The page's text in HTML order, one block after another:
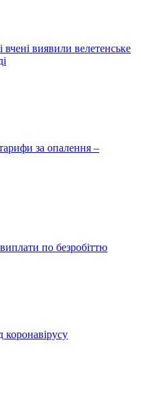
вчені виявили велетенське
за опалення –
по безробіттю
коронавірусу